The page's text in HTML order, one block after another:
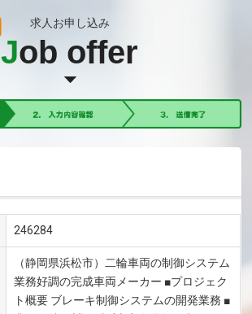
求人お申し込み
Job offer
246284
（静岡県浜松市）二輪車両の制御システム
業務好調の完成車両メーカー ■プロジェク
ト概要 ブレーキ制御システムの開発業務 ■